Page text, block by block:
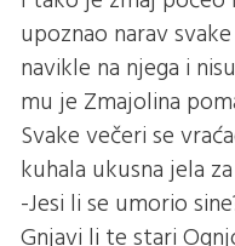
upoznao narav
navikle na njega i
mu je Zmajolina
Svake večeri se
kuhala ukusna jela
-Jesi li se umorio
Gnjavi li te stari